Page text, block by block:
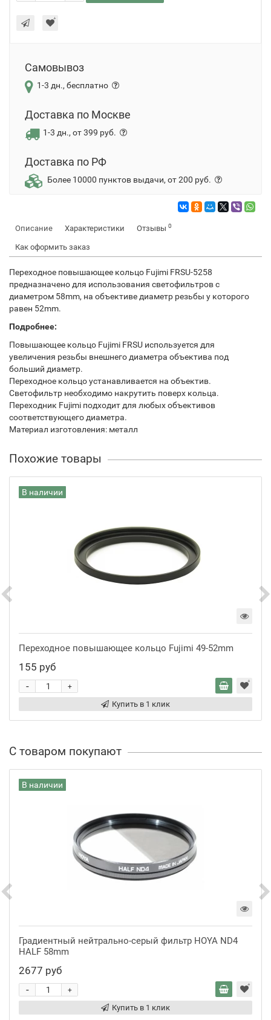
Самовывоз
1-3 дн., бесплатно
Доставка по Москве
1-3 дн., от 399 руб.
Доставка по РФ
Более 10000 пунктов выдачи, от 200 руб.
Описание Характеристики Отзывы 0
Как оформить заказ
Переходное повышающее кольцо Fujimi FRSU-5258
предназначено для использования светофильтров с
диаметром 58mm, на объективе диаметр резьбы у которого
равен 52mm.
Подробнее:
Повышающее кольцо Fujimi FRSU используется для
увеличения резьбы внешнего диаметра объектива под
больший диаметр.
Переходное кольцо устанавливается на объектив.
Светофильтр необходимо накрутить поверх кольца.
Переходник Fujimi подходит для любых объективов
соответствующего диаметра.
Материал изготовления: металл
Похожие товары
В наличии
Переходное повышающее кольцо Fujimi 49-52mm
155 руб
+
-
Купить в 1 клик
С товаром покупают
В наличии
Градиентный нейтрально-серый фильтр HOYA ND4
HALF 58mm
2677 руб
+
-
Купить в 1 клик